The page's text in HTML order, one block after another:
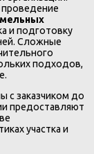
и подготовку
Сложные
подходов,
с заказчиком до
предоставляют
участка и